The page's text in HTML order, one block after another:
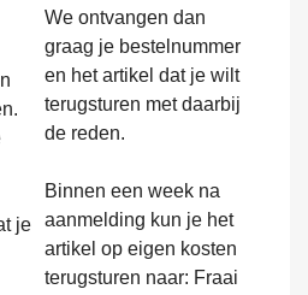
je
We ontvangen dan
graag je bestelnummer
en het artikel dat je wilt
terugsturen met daarbij
de reden.
Binnen een week na
aanmelding kun je het
artikel op eigen kosten
terugsturen naar: Fraai